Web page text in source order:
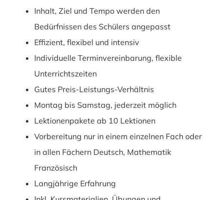
Inhalt, Ziel und Tempo werden den
Bedürfnissen des Schülers angepasst
Effizient, flexibel und intensiv
Individuelle Terminvereinbarung, flexible
Unterrichtszeiten
Gutes Preis-Leistungs-Verhältnis
Montag bis Samstag, jederzeit möglich
Lektionenpakete ab 10 Lektionen
Vorbereitung nur in einem einzelnen Fach oder
in allen Fächern Deutsch, Mathematik
Französisch
Langjährige Erfahrung